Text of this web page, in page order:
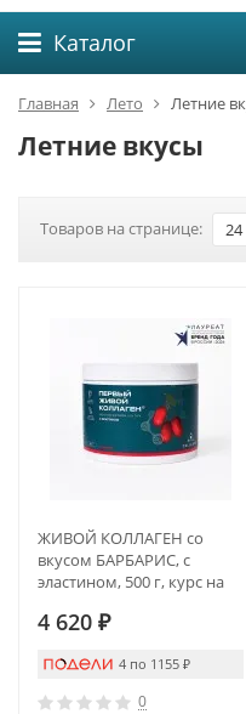
Каталог
Главная Лето Летние
Летние вкусы
Товаров на странице: 24
ЖИВОЙ КОЛЛАГЕН со
вкусом БАРБАРИС, с
эластином, 500 г, курс на
4 620 ₽
4 по 1155 ₽
0